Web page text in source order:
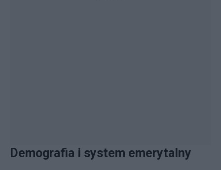
Demografia i system emerytalny